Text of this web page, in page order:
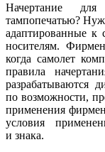
Начертание
тампопечатью?
адаптированные к
носителям.
когда самолет
правила
разрабатываются
по возможности,
применения
условия
и знака.